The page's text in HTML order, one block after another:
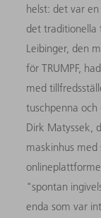
helst: det var
det traditionella
Leibinger, den
för TRUMPF,
med
tuschpenna
Dirk Matyssek,
maskinhus
"spontan
enda som var